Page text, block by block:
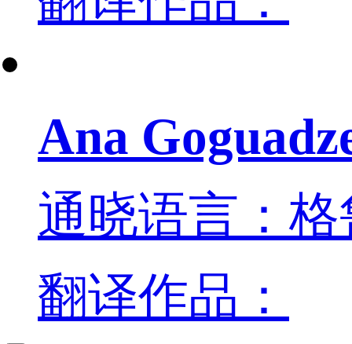
Ana
通晓语言：
翻译作品：